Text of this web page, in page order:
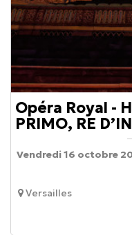
Opéra Royal -
PRIMO, RE
Versailles
Vendredi 16 octobre